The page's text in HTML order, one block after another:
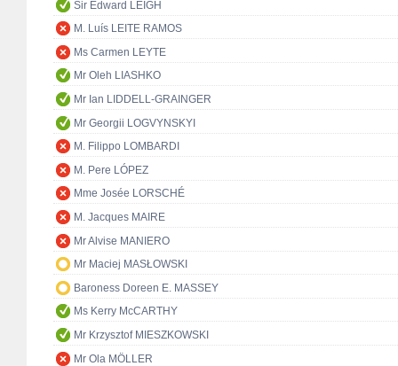
Sir Edward LEIGH
M. Luís LEITE RAMOS
Ms Carmen LEYTE
Mr Oleh LIASHKO
Mr Ian LIDDELL-GRAINGER
Mr Georgii LOGVYNSKYI
M. Filippo LOMBARDI
M. Pere LÓPEZ
Mme Josée LORSCHÉ
M. Jacques MAIRE
Mr Alvise MANIERO
Mr Maciej MASŁOWSKI
Baroness Doreen E. MASSEY
Ms Kerry McCARTHY
Mr Krzysztof MIESZKOWSKI
Mr Ola MÖLLER